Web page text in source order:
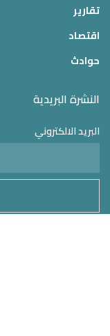
تقارير
اقتصاد
حوادث
النشرة البريدية
البريد الالكتروني